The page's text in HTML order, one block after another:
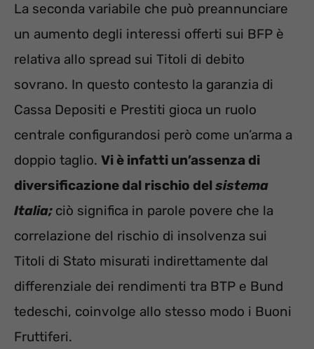
La seconda variabile che può preannunciare
un aumento degli interessi offerti sui BFP è
relativa allo spread sui Titoli di debito
sovrano. In questo contesto la garanzia di
Cassa Depositi e Prestiti gioca un ruolo
centrale configurandosi però come un’arma a
doppio taglio. Vi è infatti un’assenza di
diversificazione dal rischio delsistema
Italia; ciò significa in parole povere che la
correlazione del rischio di insolvenza sui
Titoli di Stato misurati indirettamente dal
differenziale dei rendimenti tra BTP e Bund
tedeschi, coinvolge allo stesso modo i Buoni
Fruttiferi.